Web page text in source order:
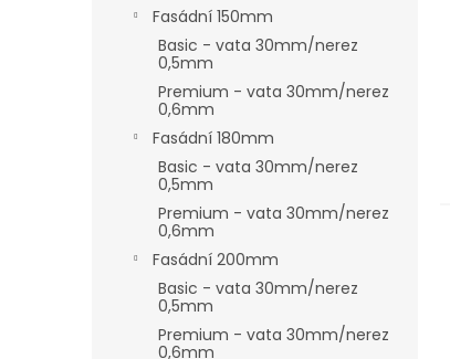
Fasádní 150mm
Basic - vata 30mm/nerez
0,5mm
Premium - vata 30mm/nerez
0,6mm
Fasádní 180mm
Basic - vata 30mm/nerez
0,5mm
Premium - vata 30mm/nerez
0,6mm
Fasádní 200mm
Basic - vata 30mm/nerez
0,5mm
Premium - vata 30mm/nerez
0,6mm